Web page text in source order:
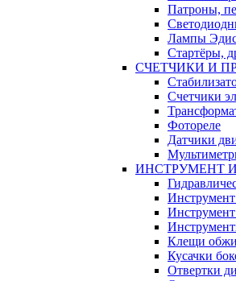
Патроны,
Лампы
Стартёры,
СЧЕТЧИКИ И
Счетчики
Фотореле
Датчики
ИНСТРУМЕНТ
Клещи
Кусачки
Отвертки